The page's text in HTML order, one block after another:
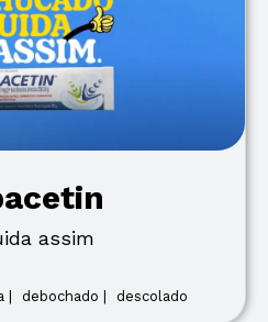
assim
debochado | descolado